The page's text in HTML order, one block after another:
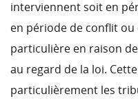
interviennent soit en
en période de conflit ou
particulière en raison
au regard de la loi.
particulièrement les